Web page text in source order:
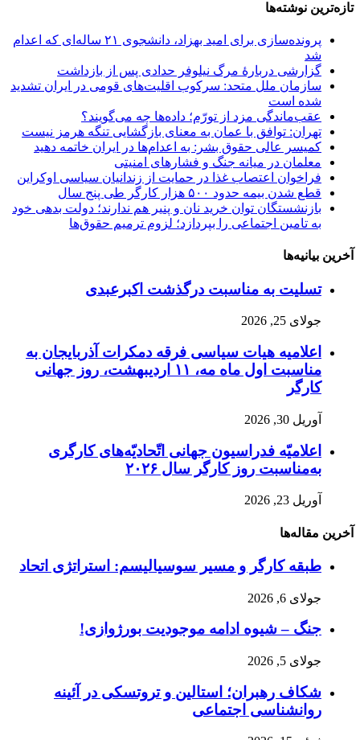
تازه‌ترین نوشته‌ها
پرونده‌سازی برای امید بهزاد، دانشجوی ۲۱ ساله‌ای که اعدام
شد
گزارشی دربارهٔ مرگ نیلوفر حدادی پس از بازداشت
سازمان ملل متحد: سرکوب اقلیت‌های قومی در ایران تشدید
شده است
عقب‌ماندگی مزد از تورّم؛ داده‌ها چه می‌گویند؟
تهران: توافق با عمان به معنای بازگشایی تنگه هرمز نیست
کمیسر عالی حقوق بشر: به اعدام‌ها در ایران خاتمه دهید
معلمان در میانه جنگ و فشارهای امنیتی
فراخوان اعتصاب غذا در حمایت از زندانیان سیاسی اوکراین
قطع شدن بیمه حدود ۵۰۰ هزار کارگر طی پنج سال
بازنشستگان توان خرید نان و پنیر هم ندارند؛ دولت بدهی خود
به تامین اجتماعی را بپردازد؛ لزوم ترمیم حقوق‌ها
آخرین بیانیه‌ها
تسلیت به مناسبت درگذشت اکبرعبدی
جولای 25, 2026
اعلامیه هیات سیاسی فرقه دمکرات آذربایجان به
مناسبت اول ماه مه، ۱۱ اردیبهشت، روز جهانی
کارگر
آوریل 30, 2026
اعلامیّه فدراسیون جهانی اتّحادیّه‌های کارگری
به‌مناسبت روز کارگر سال ۲۰۲۶
آوریل 23, 2026
آخرین مقاله‌ها
طبقه کارگر و مسیر سوسیالیسم: استراتژی اتحاد
جولای 6, 2026
جنگ – شیوه ادامه موجودیت بورژوازی!
جولای 5, 2026
شکاف رهبران؛ استالین و تروتسکی در آئینه
روانشناسی اجتماعی